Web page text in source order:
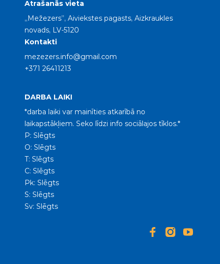
Atrašanās vieta
„Mežezers”, Aiviekstes pagasts, Aizkraukles
novads, LV-5120
Kontakti
mezezers.info@gmail.com
+371 26411213
DARBA LAIKI
*darba laiki var mainīties atkarībā no
laikapstākļiem. Seko līdzi info sociālajos tīklos.*
P: Slēgts
O: Slēgts
T: Slēgts
C: Slēgts
Pk: Slēgts
S: Slēgts
Sv: Slēgts